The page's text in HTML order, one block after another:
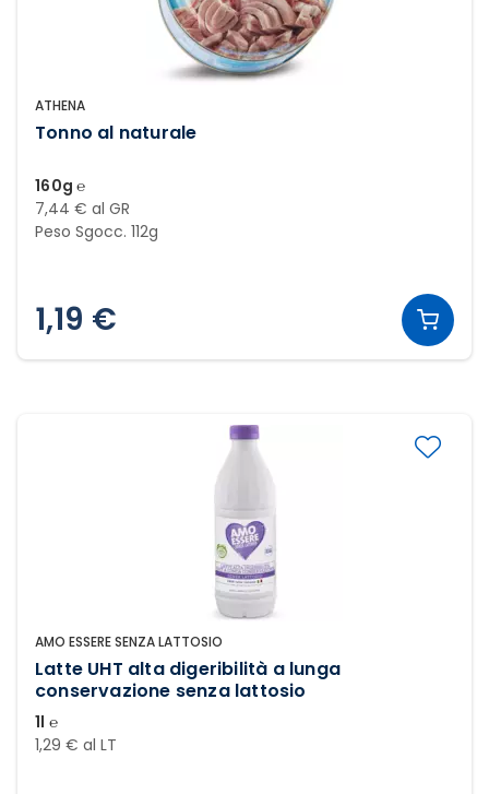
ATHENA
Tonno al naturale
160g ℮
7,44 € al GR
Peso Sgocc. 112g
1,19 €
AMO ESSERE SENZA LATTOSIO
Latte UHT alta digeribilità a lunga
conservazione senza lattosio
1l ℮
1,29 € al LT